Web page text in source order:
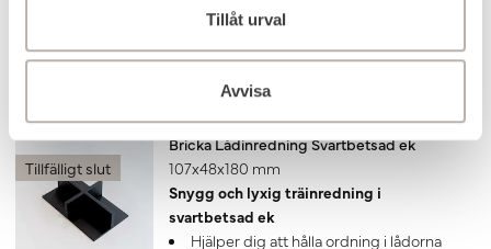
Tillåt urval
Avvisa
Finns 4 olika lådinrednig att välja på
550 kr
Tillfälligt slut
Bricka Lådinredning Svartbetsad ek
107x48x180 mm
Snygg och lyxig träinredning i
svartbetsad ek
Hjälper dig att hålla ordning i lådorna